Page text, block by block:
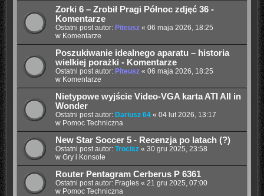
Zorki 6 – Zrobił Pragi Północ zdjęć 36 -
Komentarze
Ostatni post autor: Piteusz« 06 maja 2026, 18:25
w Komentarze
Poszukiwanie idealnego aparatu – historia
wielkiej porażki - Komentarze
Ostatni post autor: Piteusz« 06 maja 2026, 18:25
w Komentarze
Nietypowe wyjście Video-VGA karta ATI All in
Wonder
Ostatni post autor: Dariusz 64« 04 lut 2026, 13:17
w Pomoc Techniczna
New Star Soccer 5 - Recenzja po latach (?)
Ostatni post autor: Trocisz« 30 gru 2025, 23:58
w Gry i Konsole
Router Pentagram Cerberus P 6361
Ostatni post autor: Fragles« 21 gru 2025, 07:00
w Pomoc Techniczna